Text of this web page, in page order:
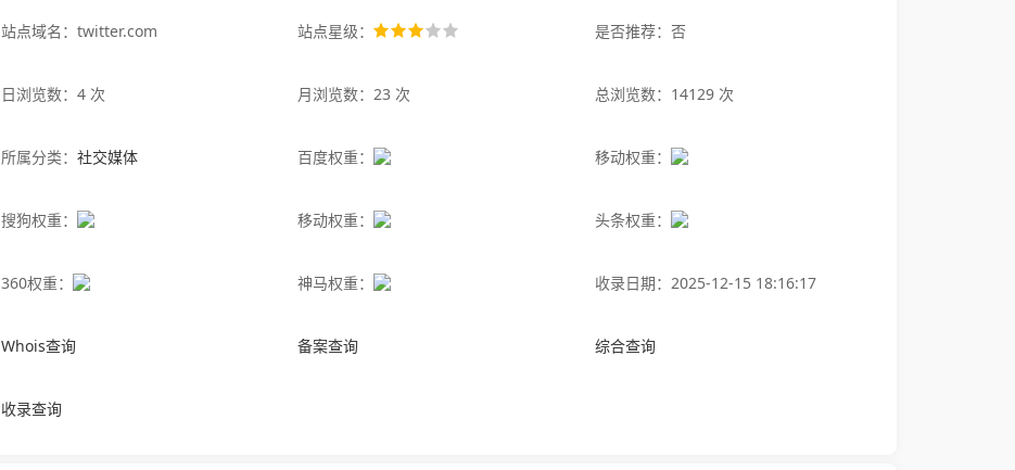
站点域名：twitter.com 站点星级： 是否推荐：否
日浏览数：4 次 月浏览数：23 次 总浏览数：14129 次
所属分类： 社交媒体 百度权重： 移动权重：
搜狗权重： 移动权重： 头条权重：
360权重： 神马权重： 收录日期：2025-12-15 18:16:17
Whois查询 备案查询 综合查询
收录查询